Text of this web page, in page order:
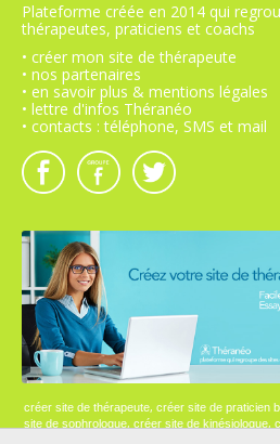
Plateforme créée en 2014 qui
thérapeutes, praticiens et coachs
• créer mon site de thérapeute
• nos partenaires
• en savoir plus & mentions légales
• lettre d'infos Théranéo
• contacts : téléphone, SMS et mail
créer site de thérapeute, créer site de praticien
site de sophrologue, créer site de kinésiologue,